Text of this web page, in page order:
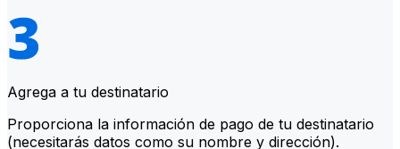
Agrega a tu destinatario
Proporciona la información de pago de tu destinatario
(necesitarás datos como su nombre y dirección).